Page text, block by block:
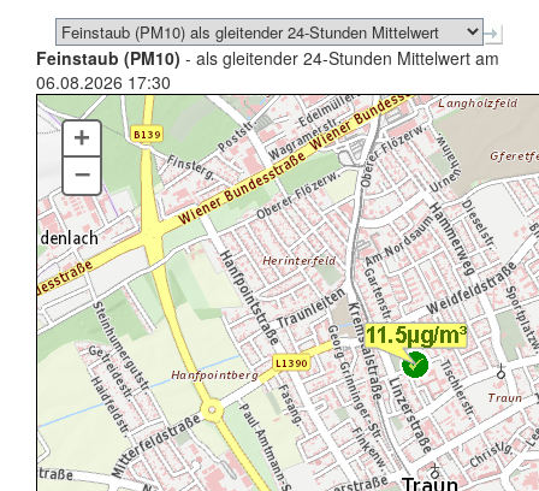
Feinstaub (PM10) - als gleitender 24-Stunden Mittelwert am
06.08.2026 17:30
+
–